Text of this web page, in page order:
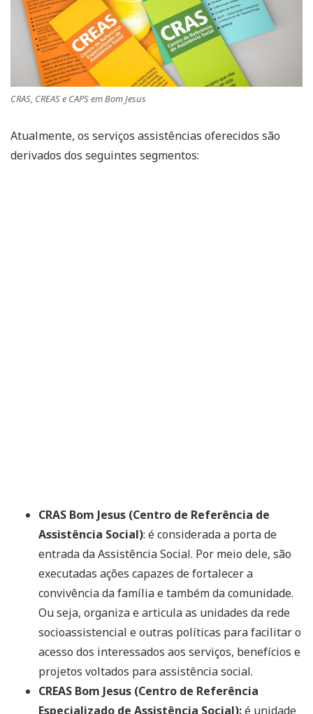
CRAS, CREAS e CAPS em Bom Jesus
Atualmente, os serviços assistências oferecidos são
derivados dos seguintes segmentos:
CRAS Bom Jesus (Centro de Referência de
Assistência Social): é considerada a porta de
entrada da Assistência Social. Por meio dele, são
executadas ações capazes de fortalecer a
convivência da família e também da comunidade.
Ou seja, organiza e articula as unidades da rede
socioassistencial e outras políticas para facilitar o
acesso dos interessados aos serviços, benefícios e
projetos voltados para assistência social.
CREAS Bom Jesus (Centro de Referência
Especializado de Assistência Social):é unidade